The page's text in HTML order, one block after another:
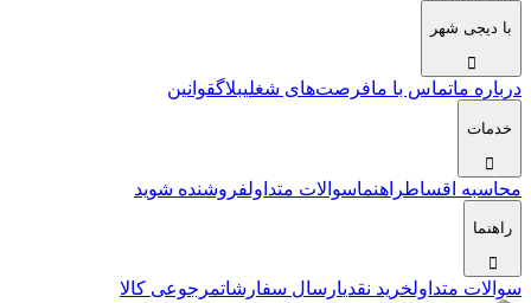
با دیجی شهر
درباره ماتماس با مافرصت‌های شغلیبلاگقوانین
خدمات
محاسبه اقساطراهنماسوالات متداولفروشنده شوید
راهنما
سوالات متداولخرید نقدیارسال سفارشاتمرجوعی کالا